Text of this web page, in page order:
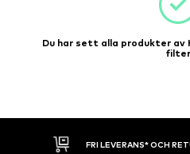
Du har sett alla produkter av
filter
30 DAGARS ÖPPET